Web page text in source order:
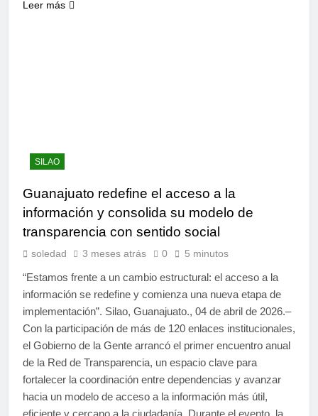
Leer más
SILAO
Guanajuato redefine el acceso a la
información y consolida su modelo de
transparencia con sentido social
soledad 3 meses atrás 0 5 minutos
“Estamos frente a un cambio estructural: el acceso a la
información se redefine y comienza una nueva etapa de
implementación”. Silao, Guanajuato., 04 de abril de 2026.–
Con la participación de más de 120 enlaces institucionales,
el Gobierno de la Gente arrancó el primer encuentro anual
de la Red de Transparencia, un espacio clave para
fortalecer la coordinación entre dependencias y avanzar
hacia un modelo de acceso a la información más útil,
eficiente y cercano a la ciudadanía. Durante el evento, la